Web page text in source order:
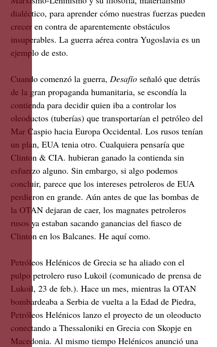
dialéctico, para aprender cómo nuestras fuerzas pueden
crecer en contra de aparentemente obstáculos
insuperables. La guerra aérea contra Yugoslavia es un
ejemplo de esto.
Cuando comenzó la guerra, Desafío señaló que detrás
de la gran propaganda humanitaria, se escondía la
contienda para decidir quien iba a controlar los
oleoductos (tuberías) que transportarían el petróleo del
Mar Caspio hacia Europa Occidental. Los rusos tenían
un plan, EUA tenia otro. Cualquiera pensaría que
Clinton & CIA. hubieran ganado la contienda sin
esfuerzo alguno. Sin embargo, si algo podemos
concluir, parece que los intereses petroleros de EUA
perdieron en grande. Aún antes de que las bombas de
la OTAN dejaran de caer, los magnates petroleros
rusos ya estaban sacando ganancias del fiasco de
Clinton en los Balcanes. He aquí como.
Petróleos Helénicos de Grecia se ha aliado con el
pulpo petrolero ruso Lukoil (comunicado de prensa de
Lukoil, 23 de feb.). Hace un mes, mientras la OTAN
bombardeaba a Serbia de vuelta a la Edad de Piedra,
Petróleos Helénicos lanzo el proyecto de un oleoducto
conectando a Thessaloniki en Grecia con Skopje en
Macedonia. Al mismo tiempo Helénicos anunció una